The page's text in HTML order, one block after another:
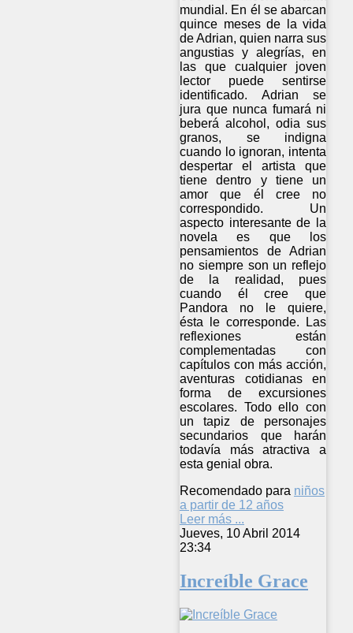
mundial. En él se abarcan
quince meses de la vida
de Adrian, quien narra sus
angustias y alegrías, en
las que cualquier joven
lector puede sentirse
identificado. Adrian se
jura que nunca fumará ni
beberá alcohol, odia sus
granos, se indigna
cuando lo ignoran, intenta
despertar el artista que
tiene dentro y tiene un
amor que él cree no
correspondido. Un
aspecto interesante de la
novela es que los
pensamientos de Adrian
no siempre son un reflejo
de la realidad, pues
cuando él cree que
Pandora no le quiere,
ésta le corresponde. Las
reflexiones están
complementadas con
capítulos con más acción,
aventuras cotidianas en
forma de excursiones
escolares. Todo ello con
un tapiz de personajes
secundarios que harán
todavía más atractiva a
esta genial obra.
Recomendado para niños
a partir de 12 años
Leer más ...
Jueves, 10 Abril 2014
23:34
Increíble Grace